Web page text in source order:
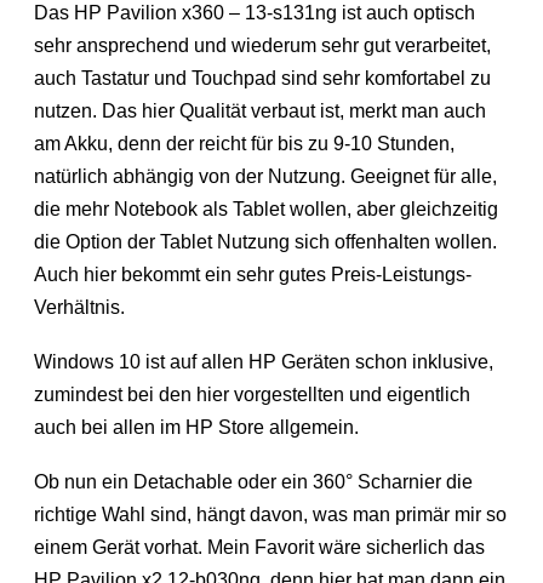
Das HP Pavilion x360 – 13-s131ng ist auch optisch
sehr ansprechend und wiederum sehr gut verarbeitet,
auch Tastatur und Touchpad sind sehr komfortabel zu
nutzen. Das hier Qualität verbaut ist, merkt man auch
am Akku, denn der reicht für bis zu 9-10 Stunden,
natürlich abhängig von der Nutzung. Geeignet für alle,
die mehr Notebook als Tablet wollen, aber gleichzeitig
die Option der Tablet Nutzung sich offenhalten wollen.
Auch hier bekommt ein sehr gutes Preis-Leistungs-
Verhältnis.
Windows 10 ist auf allen HP Geräten schon inklusive,
zumindest bei den hier vorgestellten und eigentlich
auch bei allen im HP Store allgemein.
Ob nun ein Detachable oder ein 360° Scharnier die
richtige Wahl sind, hängt davon, was man primär mir so
einem Gerät vorhat. Mein Favorit wäre sicherlich das